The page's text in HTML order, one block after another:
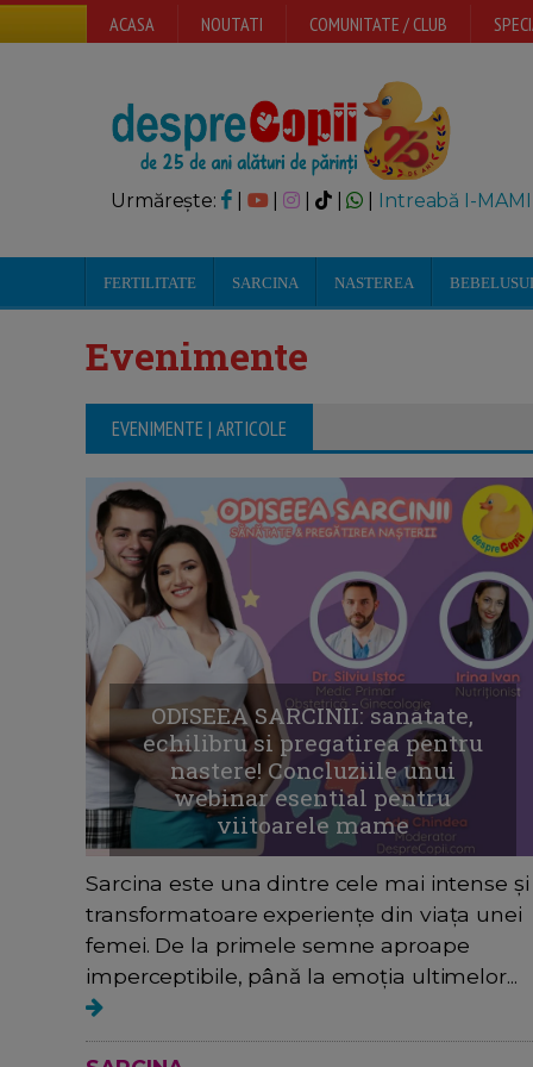
ACASA NOUTATI COMUNITATE / CLUB
Urmărește: | | Intreabă I-MAMI
FERTILITATE SARCINA NASTEREA
Evenimente
EVENIMENTE | ARTICOLE
ODISEEA SARCINII: sanatate,
echilibru si pregatirea pentru
nastere! Concluziile unui
webinar esential pentru
viitoarele mame
Sarcina este una dintre cele mai intense și
transformatoare experiențe din viața unei
femei. De la primele semne aproape
imperceptibile, până la emoția ultimelor...